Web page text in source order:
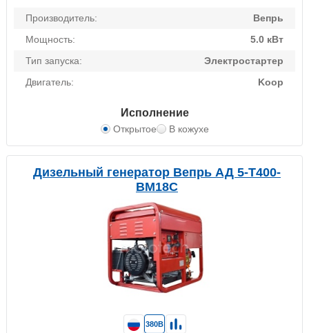
Производитель:
Вепрь
Мощность:
5.0 кВт
Тип запуска:
Электростартер
Двигатель:
Koop
Исполнение
Открытое В кожухе
Дизельный генератор Вепрь АД 5-T400-
BM18C
380В